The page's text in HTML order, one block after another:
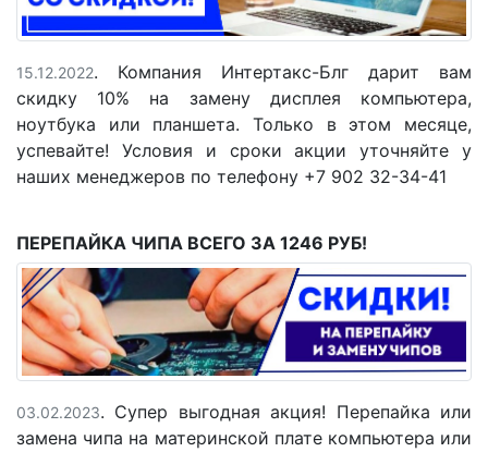
15.12.2022. Компания Интертакс-Блг дарит вам
скидку 10% на замену дисплея компьютера,
ноутбука или планшета. Только в этом месяце,
успевайте! Условия и сроки акции уточняйте у
наших менеджеров по телефону +7 902 32-34-41
ПЕРЕПАЙКА ЧИПА ВСЕГО ЗА 1246 РУБ!
03.02.2023. Супер выгодная акция! Перепайка или
замена чипа на материнской плате компьютера или